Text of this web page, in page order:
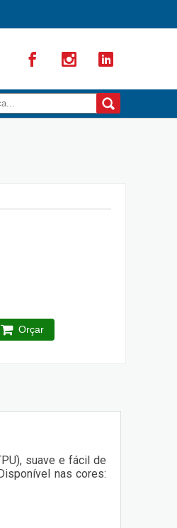
Orçar
suave e fácil de
nas cores: